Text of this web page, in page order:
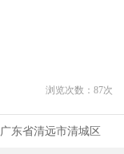
浏览次数： 87次
广东省清远市清城区